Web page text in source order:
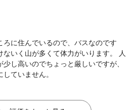
ろに住んでいるので、バスなのです
いく山が多くて体力がいります。 人
し高いのでちょっと厳しいですが、
ていません。